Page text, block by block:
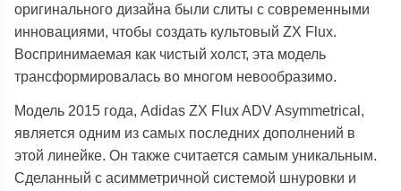
оригинального дизайна были слиты с современными
инновациями, чтобы создать культовый ZX Flux.
Воспринимаемая как чистый холст, эта модель
трансформировалась во многом невообразимо.
Модель 2015 года, Adidas ZX Flux ADV Asymmetrical,
является одним из самых последних дополнений в
этой линейке. Он также считается самым уникальным.
Сделанный с асимметричной системой шнуровки и